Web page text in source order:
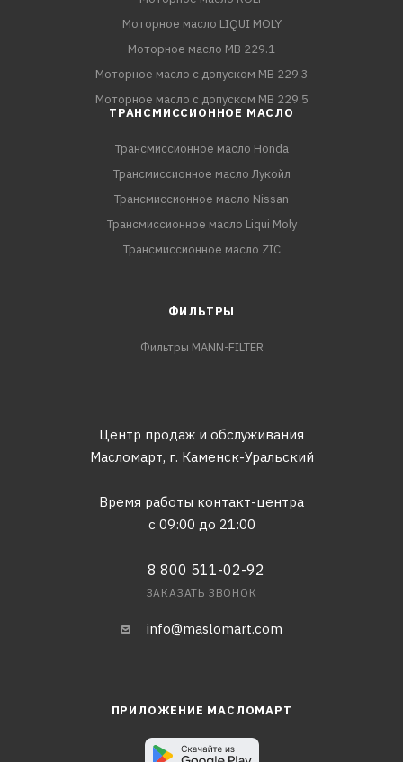
Моторное масло LIQUI MOLY
Моторное масло MB 229.1
Моторное масло с допуском MB 229.3
Моторное масло с допуском MB 229.5
ТРАНСМИССИОННОЕ МАСЛО
Трансмиссионное масло Honda
Трансмиссионное масло Лукойл
Трансмиссионное масло Nissan
Трансмиссионное масло Liqui Moly
Трансмиссионное масло ZIC
ФИЛЬТРЫ
Фильтры MANN-FILTER
Центр продаж и обслуживания
Масломарт, г. Каменск-Уральский
Время работы контакт-центра
с 09:00 до 21:00
8 800 511-02-92
ЗАКАЗАТЬ ЗВОНОК
info@maslomart.com
ПРИЛОЖЕНИЕ МАСЛОМАРТ